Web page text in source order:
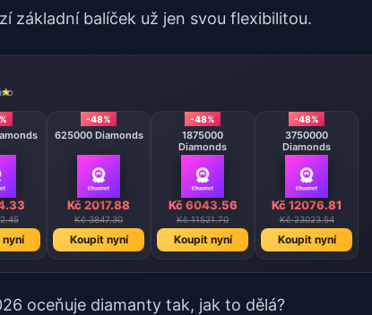
základní balíček už jen svou flexibilitou.
-48%
625000 Diamonds
Kč 2017.88
Kč 3847.30
Koupit nyní
-48%
1875000
Diamonds
Kč 6043.56
Kč 11521.70
Koupit nyní
-48%
3750000
Diamonds
Kč 12076.81
Kč 23023.54
Koupit nyní
oceňuje diamanty tak, jak to dělá?